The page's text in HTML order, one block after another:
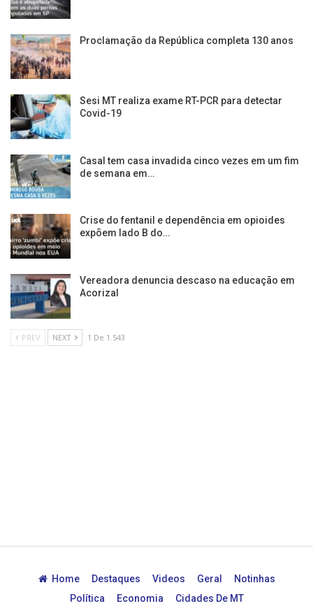
Proclamação da República completa 130 anos
Sesi MT realiza exame RT-PCR para detectar
Covid-19
Casal tem casa invadida cinco vezes em um fim
de semana em…
Crise do fentanil e dependência em opioides
expõem lado B do…
Vereadora denuncia descaso na educação em
Acorizal
PREV NEXT 1 De 1.543
Home Destaques Videos Geral
Notinhas
Política
Economia Cidades De MT